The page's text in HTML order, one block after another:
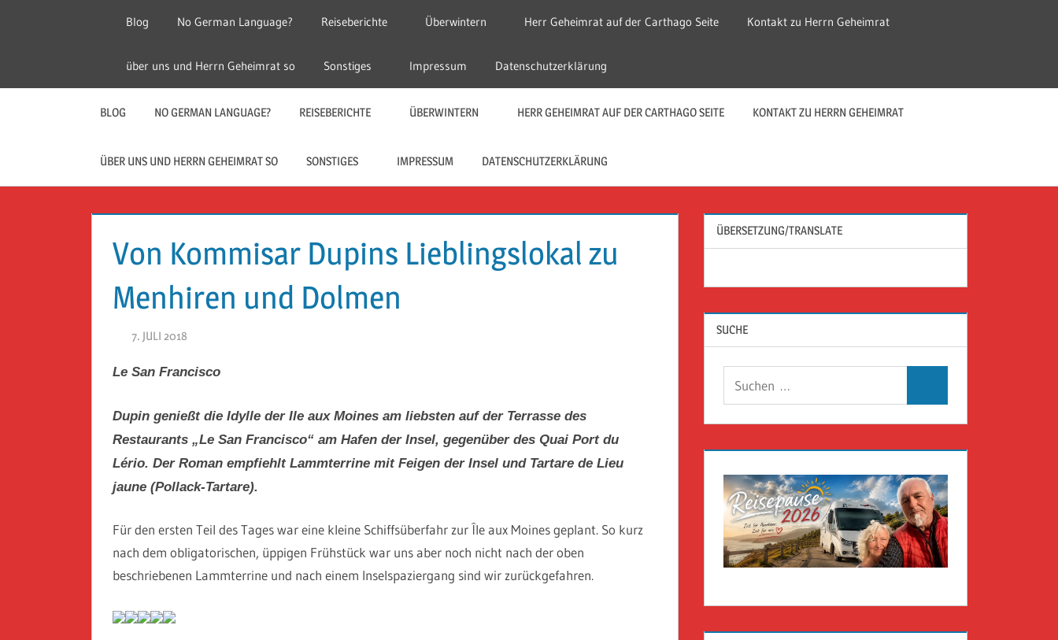
Reise
Guckloch
–
Geheimrat
auf
Reisen
Geheimrat
auf
Reisen
Blog No German Language? Reiseberichte Überwintern Herr Geheimrat auf der Carthago Seite Kontakt zu Herrn Geheimrat
über uns und Herrn Geheimrat so Sonstiges Impressum Datenschutzerklärung
BLOG NO GERMAN LANGUAGE? REISEBERICHTE ÜBERWINTERN HERR GEHEIMRAT AUF DER CARTHAGO SEITE KONTAKT ZU HERRN GEHEIMRAT
ÜBER UNS UND HERRN GEHEIMRAT SO SONSTIGES IMPRESSUM DATENSCHUTZERKLÄRUNG
Von Kommisar Dupins Lieblingslokal zu
Menhiren und Dolmen
7. JULI 2018
Le San Francisco
Dupin genießt die Idylle der Ile aux Moines am liebsten auf der Terrasse des
Restaurants „Le San Francisco“ am Hafen der Insel, gegenüber des Quai Port du
Lério. Der Roman empfiehlt Lammterrine mit Feigen der Insel und Tartare de Lieu
jaune (Pollack-Tartare).
Für den ersten Teil des Tages war eine kleine Schiffsüberfahr zur Île aux Moines geplant. So kurz
nach dem obligatorischen, üppigen Frühstück war uns aber noch nicht nach der oben
beschriebenen Lammterrine und nach einem Inselspaziergang sind wir zurückgefahren.
ÜBERSETZUNG/TRANSLATE
SUCHE